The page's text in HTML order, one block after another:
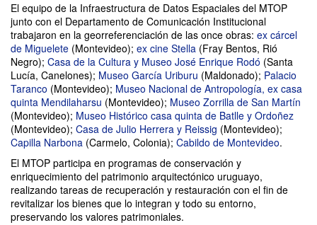
El equipo de la Infraestructura de Datos Espaciales del MTOP
junto con el Departamento de Comunicación Institucional
trabajaron en la georreferenciación de las once obras: ex cárcel
de Miguelete (Montevideo); ex cine Stella (Fray Bentos, Rió
Negro); Casa de la Cultura y Museo José Enrique Rodó (Santa
Lucía, Canelones); Museo García Uriburu (Maldonado); Palacio
Taranco (Montevideo); Museo Nacional de Antropología, ex casa
quinta Mendilaharsu (Montevideo); Museo Zorrilla de San Martín
(Montevideo); Museo Histórico casa quinta de Batlle y Ordoñez
(Montevideo); Casa de Julio Herrera y Reissig (Montevideo);
Capilla Narbona (Carmelo, Colonia); Cabildo de Montevideo.
El MTOP participa en programas de conservación y
enriquecimiento del patrimonio arquitectónico uruguayo,
realizando tareas de recuperación y restauración con el fin de
revitalizar los bienes que lo integran y todo su entorno,
preservando los valores patrimoniales.